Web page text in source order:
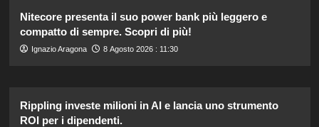
Nitecore presenta il suo power bank più leggero e
compatto di sempre. Scopri di più!
Ignazio Aragona 8 Agosto 2026 : 11:30
Rippling investe milioni in AI e lancia uno strumento
ROI per i dipendenti.